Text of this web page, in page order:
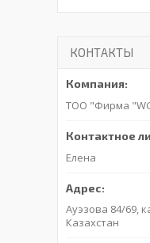
КОНТАКТЫ
ТОО "Фирма
Елена
Ауэзова 84/69,
Казахстан